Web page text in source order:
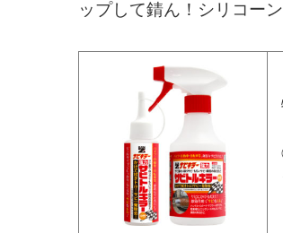
ップして錆ん！シリコー